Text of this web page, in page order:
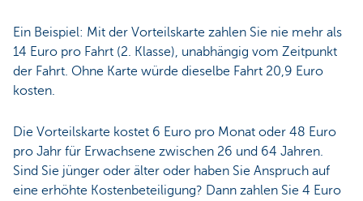
Ein Beispiel: Mit der Vorteilskarte zahlen Sie nie mehr als
14 Euro pro Fahrt (2. Klasse), unabhängig vom Zeitpunkt
der Fahrt. Ohne Karte würde dieselbe Fahrt 20,9 Euro
kosten.
Die Vorteilskarte kostet 6 Euro pro Monat oder 48 Euro
pro Jahr für Erwachsene zwischen 26 und 64 Jahren.
Sind Sie jünger oder älter oder haben Sie Anspruch auf
eine erhöhte Kostenbeteiligung? Dann zahlen Sie 4 Euro